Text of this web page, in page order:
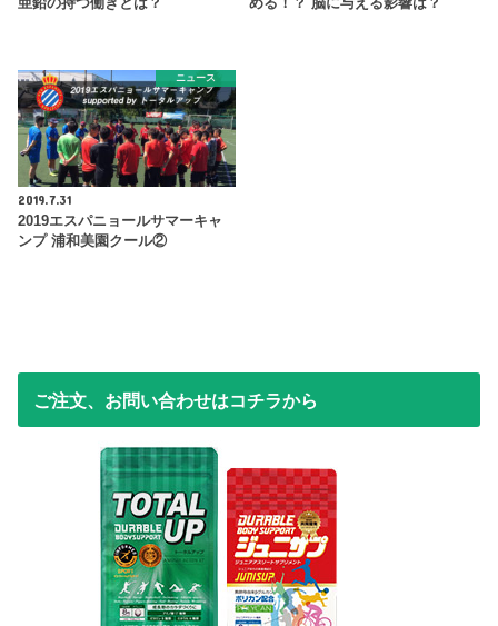
亜鉛の持つ働きとは？
める！？ 脳に与える影響は？
ニュース
2019.7.31
2019エスパニョールサマーキャ
ンプ 浦和美園クール②
ご注文、お問い合わせはコチラから